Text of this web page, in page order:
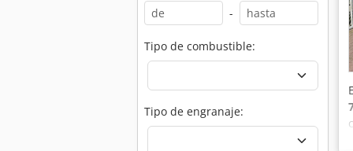
-
Tipo de combustible:
Tipo de engranaje: